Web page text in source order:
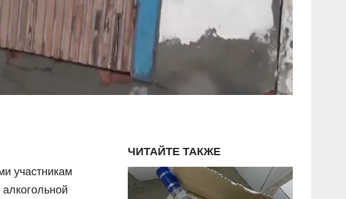
участникам
ЧИТАЙТЕ ТАКЖЕ